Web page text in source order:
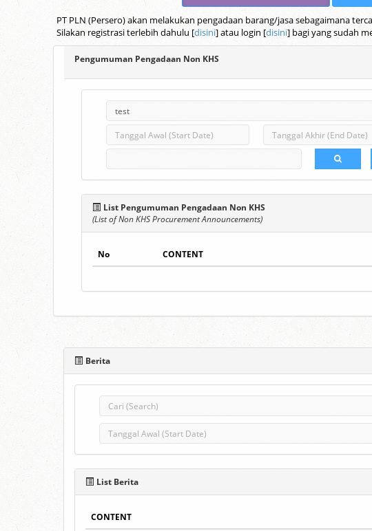
PT PLN (Persero) akan melakukan pengadaan barang/jasa sebagaimana
Silakan registrasi terlebih dahulu [disini] atau login [disini] bagi yang sudah
Pengumuman Pengadaan Non KHS
List Pengumuman Pengadaan Non KHS
(List of Non KHS Procurement Announcements)
No CONTENT
Berita
List Berita
CONTENT